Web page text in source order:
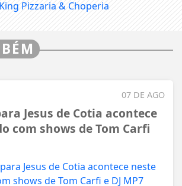
07 DE AGO
Jesus de Cotia acontece
com shows de Tom Carfi